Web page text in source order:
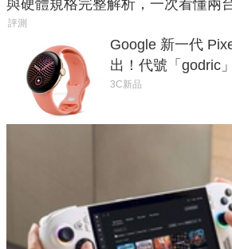
與硬體規格完整解析，一次看懂兩
評測
Google 新一代
出！代號「godric
鎖定 AI 應用
3C新品